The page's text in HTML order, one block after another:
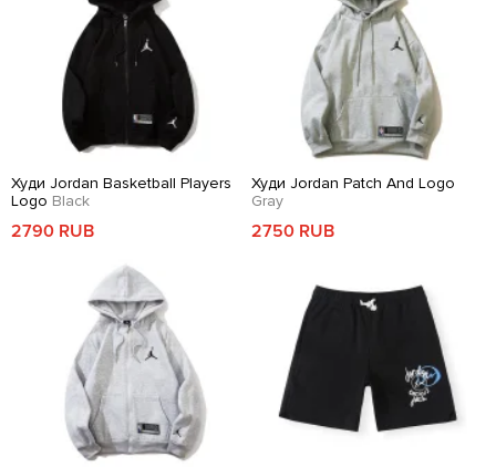
Худи Jordan Basketball Players
Logo Black
2790 RUB
Худи Jordan Patch And Logo
Gray
2750 RUB